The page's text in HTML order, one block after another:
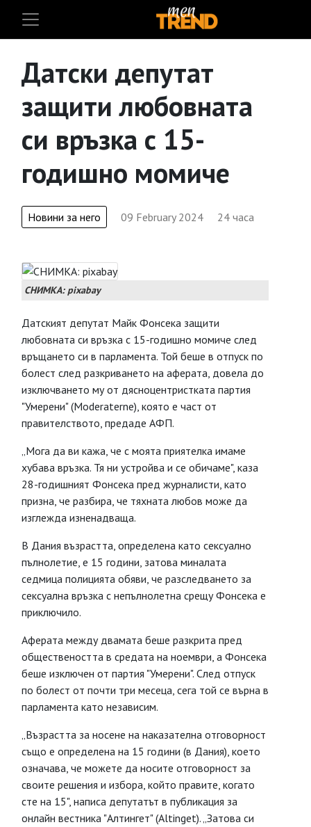
Датски депутат
защити любовната
си връзка с 15-
годишно момиче
Новини за него 09 February 2024 24 часа
СНИМКА: pixabay
Датският депутат Майк Фонсека защити
любовната си връзка с 15-годишно момиче след
връщането си в парламента. Той беше в отпуск по
болест след разкриването на аферата, довела до
изключването му от дясноцентристката партия
"Умерени" (Moderaterne), която е част от
правителството, предаде АФП.
„Мога да ви кажа, че с моята приятелка имаме
хубава връзка. Тя ни устройва и се обичаме", каза
28-годишният Фонсека пред журналисти, като
призна, че разбира, че тяхната любов може да
изглежда изненадваща.
В Дания възрастта, определена като сексуално
пълнолетие, е 15 години, затова миналата
седмица полицията обяви, че разследването за
сексуална връзка с непълнолетна срещу Фонсека е
приключило.
Аферата между двамата беше разкрита пред
обществеността в средата на ноември, а Фонсека
беше изключен от партия "Умерени". След отпуск
по болест от почти три месеца, сега той се върна в
парламента като независим.
„Възрастта за носене на наказателна отговорност
също е определена на 15 години (в Дания), което
означава, че можете да носите отговорност за
своите решения и избора, който правите, когато
сте на 15", написа депутатът в публикация за
онлайн вестника "Алтингет" (Altinget). „Затова си